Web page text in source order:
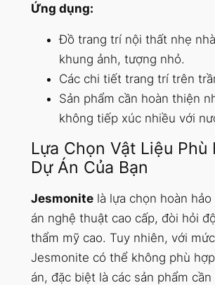
Ứng dụng:
Đồ trang trí nội thất nhẹ
khung ảnh, tượng nhỏ.
Các chi tiết trang trí trên
Sản phẩm cần hoàn thiện
không tiếp xúc nhiều với
Lựa Chọn Vật Liệu Phù
Dự Án Của Bạn
Jesmonitelà lựa chọn hoàn hảo
án nghệ thuật cao cấp, đòi hỏi
thẩm mỹ cao. Tuy nhiên, với
Jesmonite có thể không phù
án, đặc biệt là các sản phẩm